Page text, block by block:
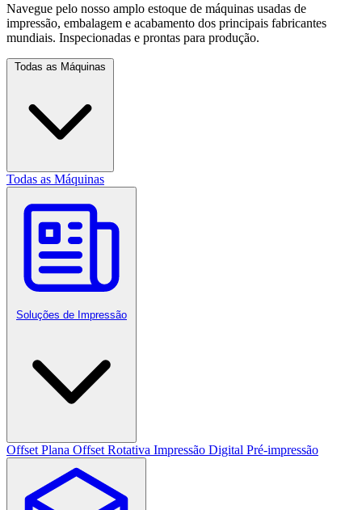
Navegue pelo nosso amplo estoque de máquinas usadas de
impressão, embalagem e acabamento dos principais fabricantes
mundiais. Inspecionadas e prontas para produção.
Todas as Máquinas
Todas as Máquinas
Soluções de Impressão
Offset Plana Offset Rotativa Impressão Digital Pré-impressão